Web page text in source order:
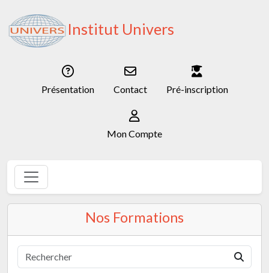
Institut Univers
Présentation Contact Pré-inscription
Mon Compte
Nos Formations